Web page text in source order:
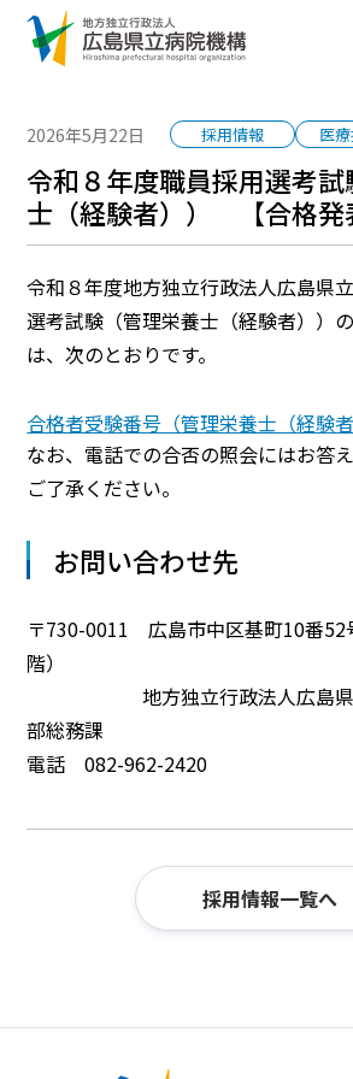
令和８年度職員採用選考
士（経験者）） 【合格発
2026年5月22日 採用情報 医
令和８年度地方独立行政法人広島県
選考試験（管理栄養士（経験者））
は、次のとおりです。
合格者受験番号（管理栄養士（経験者
なお、電話での合否の照会にはお答
ご了承ください。
お問い合わせ先
〒730-0011 広島市中区基町10番52
階）
地方独立行政法人広島県立
部総務課
電話 082-962-2420
採用情報一覧へ